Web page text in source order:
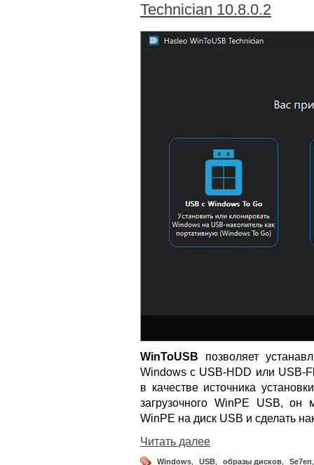
Technician 10.8.0.2
WinToUSB позволяет
Windows с USB-HDD или USB-
в качестве источника
загрузочного WinPE USB,
WinPE на диск USB и сделать
Читать далее
Windows USB образы дисков Se7en